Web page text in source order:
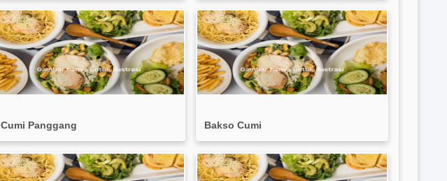
Cumi Panggang Bakso Cumi